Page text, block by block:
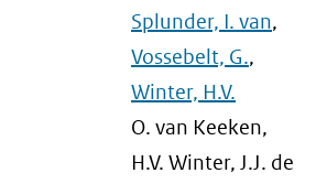
Splunder, I. van,
Vossebelt, G.,
Winter, H.V.
O. van Keeken,
H.V. Winter, J.J. de